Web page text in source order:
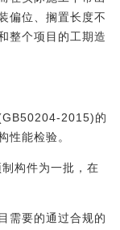
偏位、搁置长度不
整个项目的工期造
2015)的
性能检验。
构件为一批，在
需要的通过合规的